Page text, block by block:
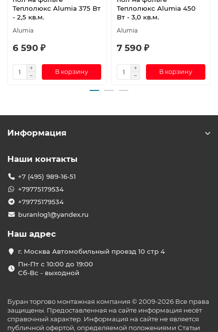
Теплолюкс Alumia 375 Вт
- 2,5 кв.м.
Alumia
6 590 ₽
В корзину
Теплолюкс Alumia 450
Вт - 3,0 кв.м.
Alumia
7 590 ₽
В корзину
Информация
Наши контакты
+7 (495) 989-16-51
+79775179534
+79775179534
buranlog1@yandex.ru
Наш адрес
г. Москва Автомобильный проезд 10 стр 4
Пн-Пт с 10:00 до 19:00
Сб-Вс - выходной
Буран торгово монтажная компания © 2009-2026 Все права
защищены. Предоставленная на сайте информация несёт
справочный характер. Информация на сайте не является
публичной офертой, определяемой положениями Статьи